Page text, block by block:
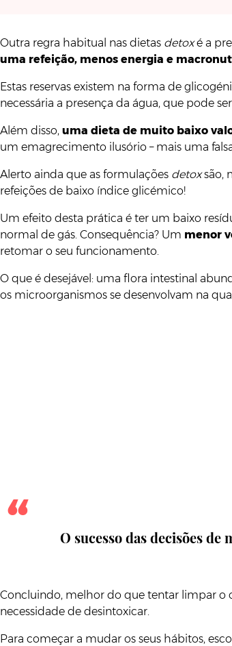
Outra regra habitual nas dietas detoxé a
uma refeição, menos energia e
Estas reservas existem na forma de
necessária a presença da água, que pode
Além disso, uma dieta de muito baixo
um emagrecimento ilusório – mais uma
Alerto ainda que as formulações detoxsão,
refeições de baixo índice glicémico!
Um efeito desta prática é ter um baixo
normal de gás. Consequência? Um menor
retomar o seu funcionamento.
O que é desejável: uma flora intestinal
os microorganismos se desenvolvam na
O sucesso das decisões
Concluindo, melhor do que tentar limpar o
necessidade de desintoxicar.
Para começar a mudar os seus hábitos,